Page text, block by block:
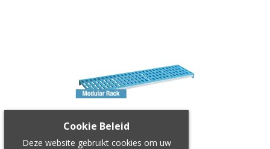
Cookie Beleid
Deze website gebruikt cookies om uw